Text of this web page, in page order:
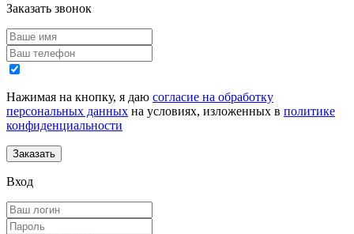
Заказать звонок
Нажимая на кнопку, я даю согласие на обработку
персональных данных на условиях, изложенных в политике
конфиденциальности
Вход